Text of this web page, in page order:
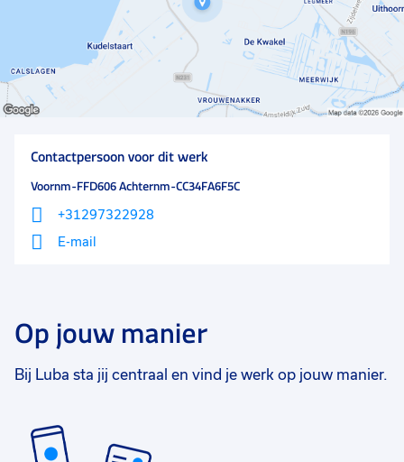
Contactpersoon voor dit werk
Voornm-FFD606 Achternm-CC34FA6F5C
+31297322928
E-mail
Op jouw manier
Bij Luba sta jij centraal en vind je werk op jouw manier.